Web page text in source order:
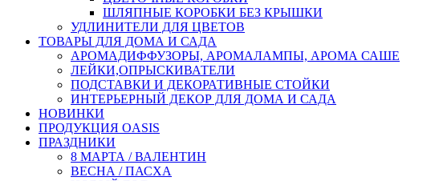
ШЛЯПНЫЕ КОРОБКИ БЕЗ КРЫШКИ
УДЛИНИТЕЛИ ДЛЯ ЦВЕТОВ
ТОВАРЫ ДЛЯ ДОМА И САДА
АРОМАДИФФУЗОРЫ, АРОМАЛАМПЫ, АРОМА САШЕ
ЛЕЙКИ,ОПРЫСКИВАТЕЛИ
ПОДСТАВКИ И ДЕКОРАТИВНЫЕ СТОЙКИ
ИНТЕРЬЕРНЫЙ ДЕКОР ДЛЯ ДОМА И САДА
НОВИНКИ
ПРОДУКЦИЯ OASIS
ПРАЗДНИКИ
8 МАРТА / ВАЛЕНТИН
ВЕСНА / ПАСХА